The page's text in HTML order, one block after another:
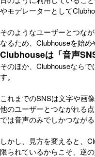
やモデレーターとして
そのようなユーザーとつな
なるため、Clubhouseを始め
Clubhouseは「音声
そのほか、Clubhouseなら
す。
これまでのSNSは文字や画
他のユーザーとつながれる
では音声のみでしかつながる
しかし、見方を変えると、
限られているからこそ、逆